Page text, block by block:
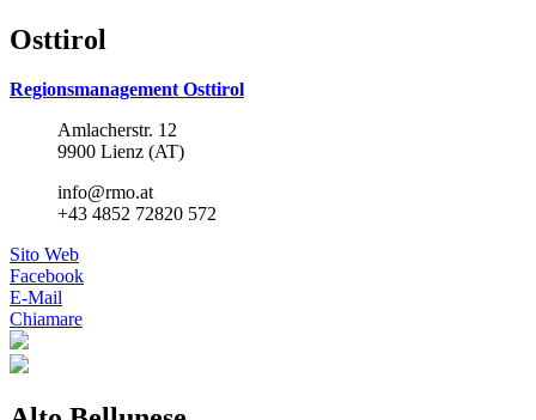
Osttirol
Regionsmanagement Osttirol
Amlacherstr. 12
9900 Lienz (AT)
info@rmo.at
+43 4852 72820 572
Sito Web
Facebook
E-Mail
Chiamare